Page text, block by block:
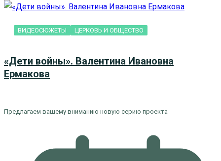
ВИДЕОСЮЖЕТЫ ЦЕРКОВЬ И ОБЩЕСТВО
«Дети войны». Валентина Ивановна
Ермакова
Предлагаем вашему вниманию новую серию проекта